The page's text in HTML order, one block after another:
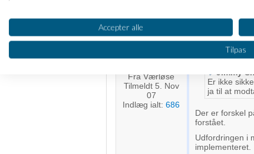
Fra Værløse
Tilmeldt 5. Nov
07
Indlæg ialt: 686
Jimmy S.:
Er ikke
ja til at
Der er forskel
forstået.
Udfordringen i
implementeret.
Oprette profiler til tilpasset annoncering
Bruge profiler til at vælge tilpasset annoncering
Bruge profiler til at vælge tilpasset indhold
Accepter alle
Tilpas